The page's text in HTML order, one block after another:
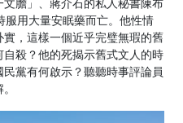
文膽」、蔣介石的私人秘書陳布
服用大量安眠藥而亡。他性情
實，這樣一個近乎完璧無瑕的舊
自殺？他的死揭示舊式文人的時
黨有何啟示？聽聽時事評論員